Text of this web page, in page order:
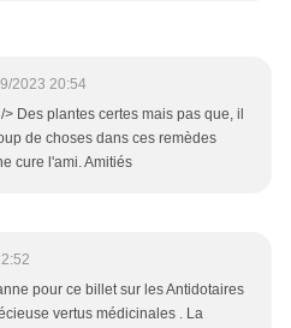
2023 20:54
Des plantes certes mais pas que, il
de choses dans ces remèdes
cure l'ami. Amitiés
pour ce billet sur les Antidotaires
vertus médicinales . La